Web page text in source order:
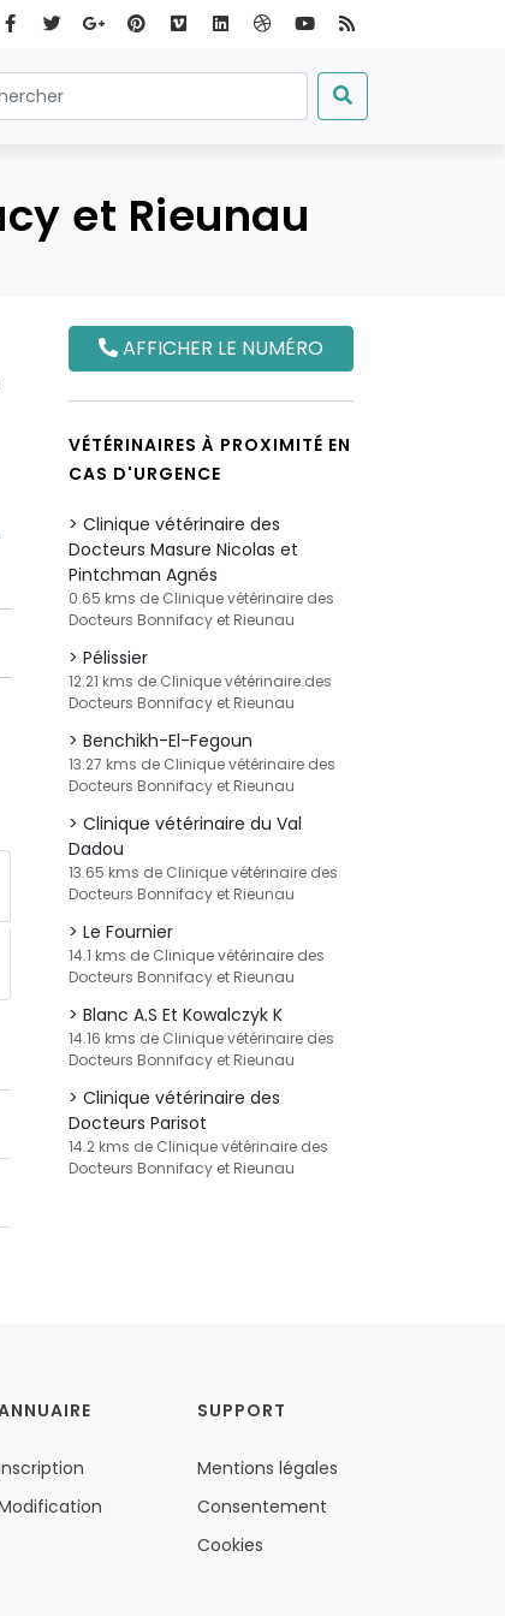
et Rieunau
AFFICHER LE NUMÉRO
VÉTÉRINAIRES À PROXIMITÉ EN
CAS D'URGENCE
Clinique vétérinaire des
Docteurs Masure Nicolas et
Pintchman Agnés
0.65 kms de Clinique vétérinaire des
Docteurs Bonnifacy et Rieunau
Pélissier
12.21 kms de Clinique vétérinaire des
Docteurs Bonnifacy et Rieunau
Benchikh-El-Fegoun
13.27 kms de Clinique vétérinaire des
Docteurs Bonnifacy et Rieunau
Clinique vétérinaire du Val
Dadou
13.65 kms de Clinique vétérinaire des
Docteurs Bonnifacy et Rieunau
Le Fournier
14.1 kms de Clinique vétérinaire des
Docteurs Bonnifacy et Rieunau
Blanc A.S Et Kowalczyk K
14.16 kms de Clinique vétérinaire des
Docteurs Bonnifacy et Rieunau
Clinique vétérinaire des
Docteurs Parisot
14.2 kms de Clinique vétérinaire des
Docteurs Bonnifacy et Rieunau
SUPPORT
Mentions légales
Consentement
Cookies